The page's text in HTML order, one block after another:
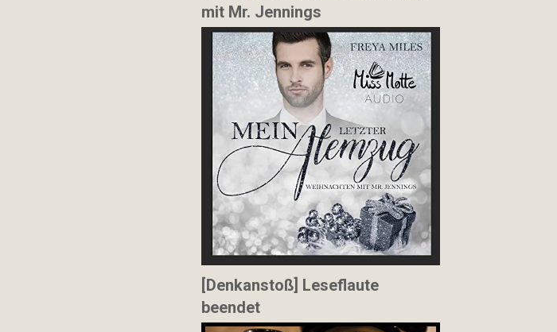
mit Mr. Jennings
[Denkanstoß] Leseflaute
beendet